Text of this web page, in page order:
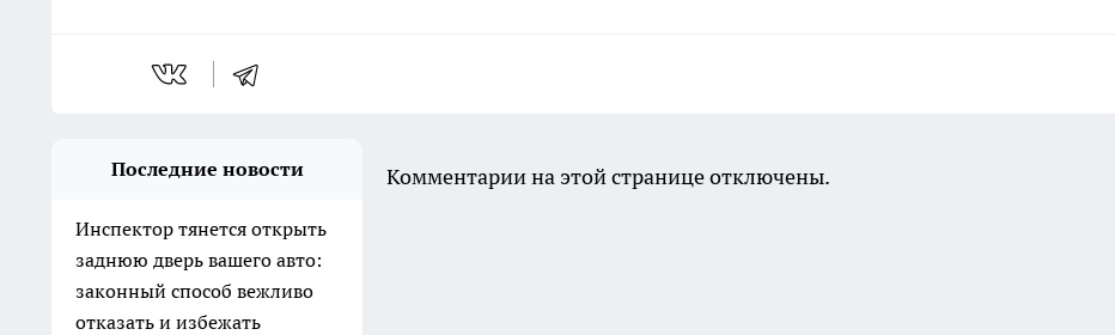
Последние новости
Инспектор тянется открыть
заднюю дверь вашего авто:
законный способ вежливо
отказать и избежать
Комментарии на этой странице отключены.